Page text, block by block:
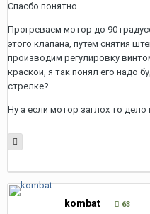
Спасбо понятно.
Прогреваем мотор до 90
этого клапана, путем снятия
производим регулировку
краской, я так понял его надо
стрелке?
Ну а если мотор заглох то дело
kombat 63